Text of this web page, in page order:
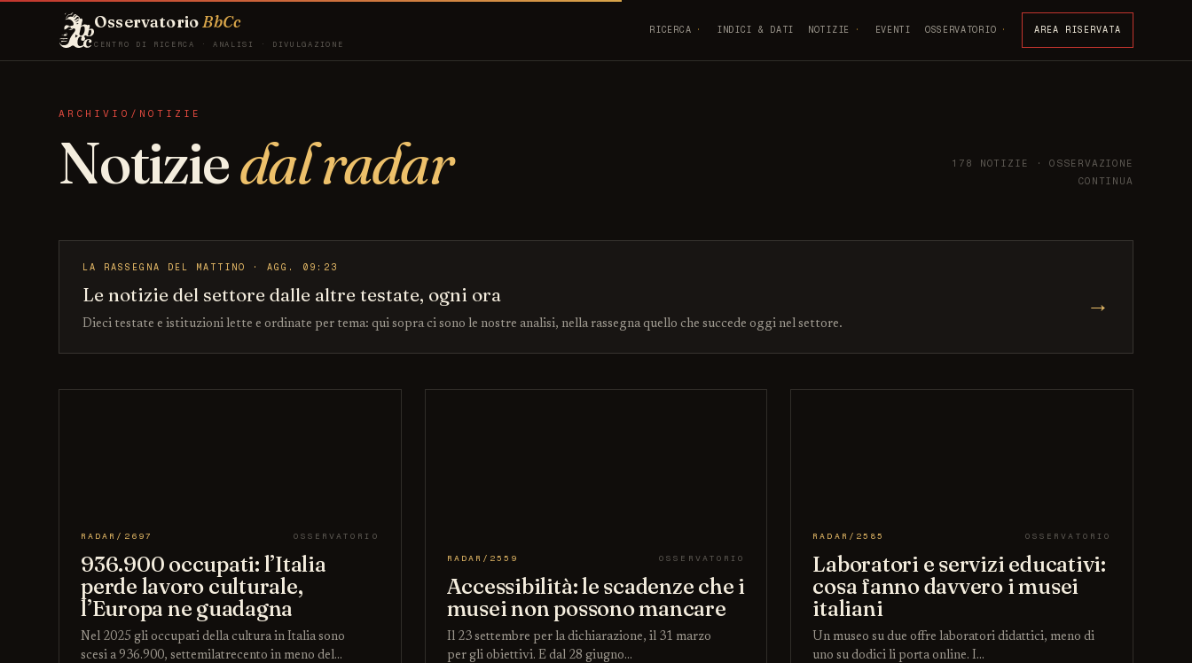
OsservatorioBbCc
CENTRO DI RICERCA · ANALISI · DIVULGAZIONE
RICERCA INDICI & DATI NOTIZIE EVENTI OSSERVATORIO AREA RISERVATA
ARCHIVIO/NOTIZIE
Notiziedal radar
178 NOTIZIE · OSSERVAZIONE
CONTINUA
LA RASSEGNA DEL MATTINO · AGG. 09:23
Le notizie del settore dalle altre testate, ogni ora
Dieci testate e istituzioni lette e ordinate per tema: qui sopra ci sono le nostre analisi, nella rassegna quello che succede oggi nel settore.
→
RADAR/2697 OSSERVATORIO
936.900 occupati: l’Italia
perde lavoro culturale,
l’Europa ne guadagna
Nel 2025 gli occupati della cultura in Italia sono
scesi a 936.900, settemilatrecento in meno del…
RADAR/2559 OSSERVATORIO
Accessibilità: le scadenze che i
musei non possono mancare
Il 23 settembre per la dichiarazione, il 31 marzo
per gli obiettivi. E dal 28 giugno…
RADAR/2585 OSSERVATORIO
Laboratori e servizi educativi:
cosa fanno davvero i musei
italiani
Un museo su due offre laboratori didattici, meno di
uno su dodici li porta online. I…